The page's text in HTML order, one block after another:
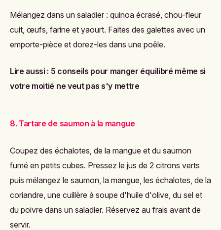
Mélangez dans un saladier : quinoa écrasé, chou-fleur
cuit, œufs, farine et yaourt. Faites des galettes avec un
emporte-pièce et dorez-les dans une poêle.
Lire aussi : 5 conseils pour manger équilibré même si
votre moitié ne veut pas s'y mettre
8. Tartare de saumon à la mangue
Coupez des échalotes, de la mangue et du saumon
fumé en petits cubes. Pressez le jus de 2 citrons verts
puis mélangez le saumon, la mangue, les échalotes, de la
coriandre, une cuillère à soupe d'huile d'olive, du sel et
du poivre dans un saladier. Réservez au frais avant de
servir.